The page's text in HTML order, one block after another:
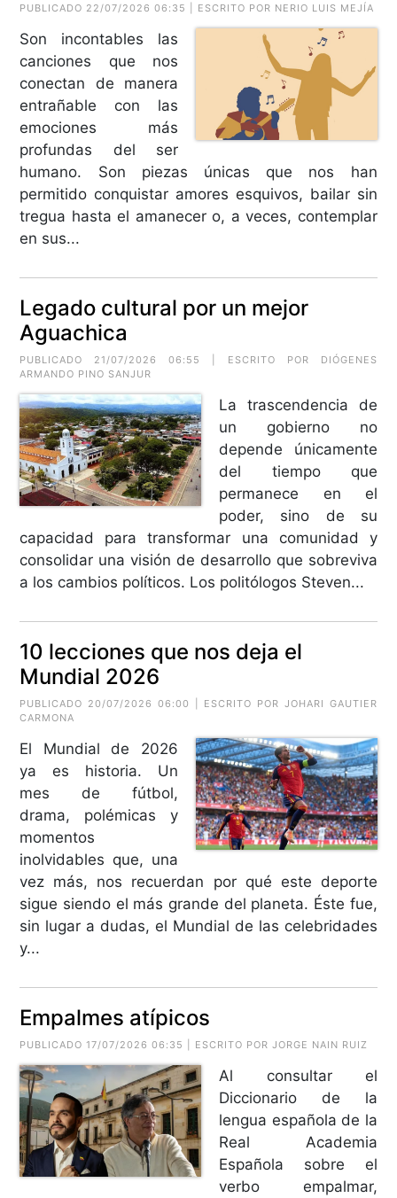
PUBLICADO 22/07/2026 06:35 | ESCRITO POR NERIO LUIS MEJÍA
Son incontables las
canciones que nos
conectan de manera
entrañable con las
emociones más
profundas del ser
humano. Son piezas únicas que nos han
permitido conquistar amores esquivos, bailar sin
tregua hasta el amanecer o, a veces, contemplar
en sus...
Legado cultural por un mejor
Aguachica
PUBLICADO 21/07/2026 06:55 | ESCRITO POR
DIÓGENES
ARMANDO PINO SANJUR
La trascendencia de
un gobierno no
depende únicamente
del tiempo que
permanece en el
poder, sino de su
capacidad para transformar una comunidad y
consolidar una visión de desarrollo que sobreviva
a los cambios políticos. Los politólogos Steven...
10 lecciones que nos deja el
Mundial 2026
PUBLICADO 20/07/2026 06:00 | ESCRITO POR JOHARI GAUTIER
CARMONA
El Mundial de 2026
ya es historia. Un
mes de fútbol,
drama, polémicas y
momentos
inolvidables que, una
vez más, nos recuerdan por qué este deporte
sigue siendo el más grande del planeta. Éste fue,
sin lugar a dudas, el Mundial de las celebridades
y...
Empalmes atípicos
PUBLICADO 17/07/2026 06:35 | ESCRITO PORJORGE NAIN RUIZ
Al consultar el
Diccionario de la
lengua española de la
Real Academia
Española sobre el
verbo empalmar,